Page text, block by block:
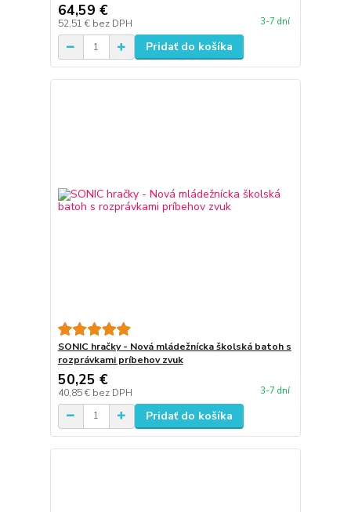
64,59 €
52,51 € bez DPH 3-7 dní
Pridať do košíka
SONIC hračky - Nová mládežnícka školská batoh s
rozprávkami príbehov zvuk
50,25 €
40,85 € bez DPH 3-7 dní
Pridať do košíka